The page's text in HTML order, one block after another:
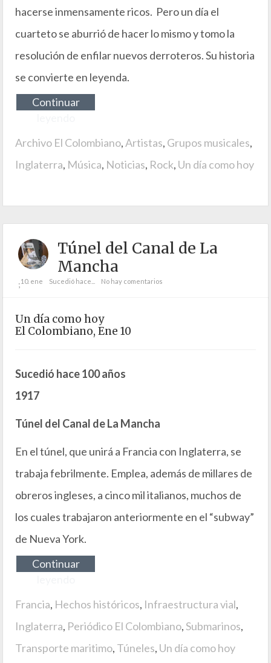
hacerse inmensamente ricos. Pero un día el
cuarteto se aburrió de hacer lo mismo y tomo la
resolución de enfilar nuevos derroteros. Su historia
se convierte en leyenda.
Continuar
Archivo El Colombiano,Artistas, Grupos musicales,
Inglaterra, Música, Noticias, Rock, Un día como hoy
Túnel del Canal de La
Mancha
;10. ene Sucedió hace... No hay comentarios
Un día como hoy
El Colombiano, Ene 10
Sucedió hace 100 años
1917
Túnel del Canal de La Mancha
En el túnel, que unirá a Francia con Inglaterra, se
trabaja febrilmente. Emplea, además de millares de
obreros ingleses, a cinco mil italianos, muchos de
los cuales trabajaron anteriormente en el “subway”
de Nueva York.
Continuar
Francia, Hechos históricos, Infraestructura vial,
Inglaterra, Periódico El Colombiano,Submarinos,
Transporte maritimo, Túneles, Un día como hoy